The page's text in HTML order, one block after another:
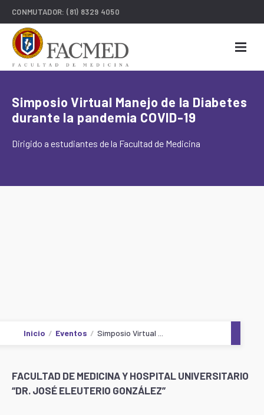
CONMUTADOR:(81) 8329 4050
Simposio Virtual Manejo de la Diabetes
durante la pandemia COVID-19
Dirigido a estudiantes de la Facultad de Medicina
Inicio Eventos Simposio Virtual ...
FACULTAD DE MEDICINA Y HOSPITAL UNIVERSITARIO
“DR. JOSÉ ELEUTERIO GONZÁLEZ”